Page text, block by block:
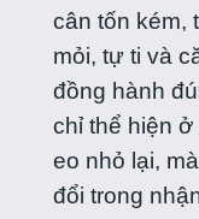
cân tốn kém,
mỏi, tự ti và
đồng hành
chỉ thể hiện
eo nhỏ lại,
đổi trong